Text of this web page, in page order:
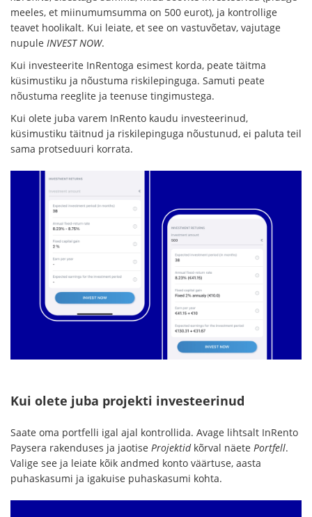
meeles, et miinumumsumma on 500 eurot), ja kontrollige
teavet hoolikalt. Kui leiate, et see on vastuvõetav, vajutage
nupule INVEST NOW.
Kui investeerite InRentoga esimest korda, peate täitma
küsimustiku ja nõustuma riskilepinguga. Samuti peate
nõustuma reeglite ja teenuse tingimustega.
Kui olete juba varem InRento kaudu investeerinud,
küsimustiku täitnud ja riskilepinguga nõustunud, ei paluta teil
sama protseduuri korrata.
Kui olete juba projekti investeerinud
Saate oma portfelli igal ajal kontrollida. Avage lihtsalt InRento
Paysera rakenduses ja jaotise Projektidkõrval näete Portfell.
Valige see ja leiate kõik andmed konto väärtuse, aasta
puhaskasumi ja igakuise puhaskasumi kohta.